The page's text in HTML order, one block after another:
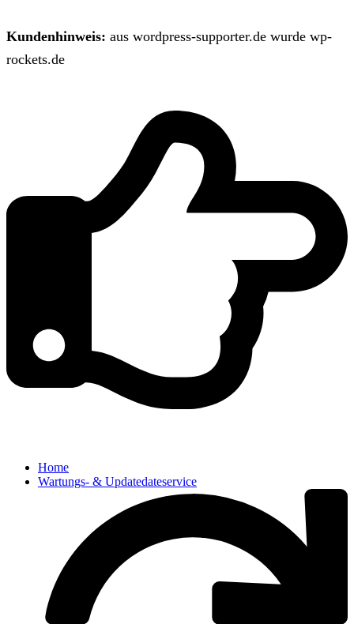
Kundenhinweis: aus wordpress-supporter.de wurde wp-
rockets.de
Home
Wartungs- & Updatedateservice